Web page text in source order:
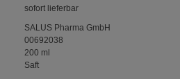
sofort lieferbar
SALUS Pharma GmbH
00692038
200 ml
Saft